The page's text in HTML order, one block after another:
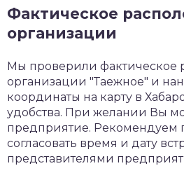
Фактическое
организации
Мы проверили фактическое
организации "Таежное" и
координаты на карту в
удобства. При желании Вы
предприятие. Рекомендуем
согласовать время и дату
представителями